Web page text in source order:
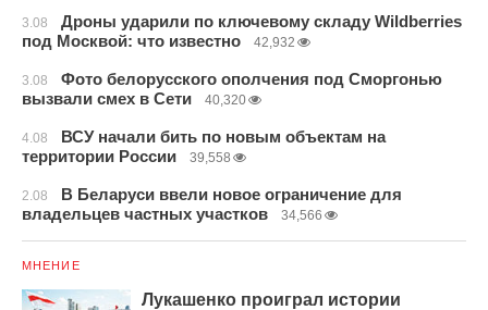
3.08
Дроны ударили по ключевому складу Wildberries
под Москвой: что известно
42,932
3.08
Фото белорусского ополчения под Сморгонью
вызвали смех в Сети
40,320
4.08
ВСУ начали бить по новым объектам на
территории России
39,558
2.08
В Беларуси ввели новое ограничение для
владельцев частных участков
34,566
МНЕНИЕ
Лукашенко проиграл истории